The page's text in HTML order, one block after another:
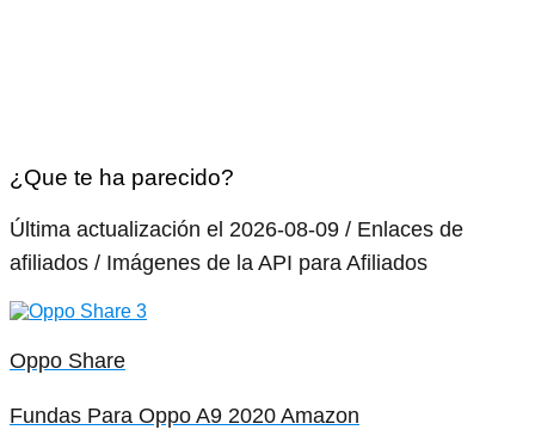
¿Que te ha parecido?
Última actualización el 2026-08-09 / Enlaces de
afiliados / Imágenes de la API para Afiliados
Oppo Share
Fundas Para Oppo A9 2020 Amazon